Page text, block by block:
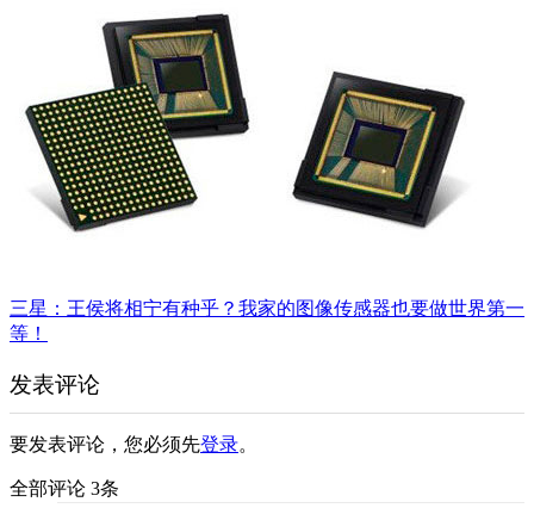
三星：王侯将相宁有种乎？我家的图像传感器也要做世界第一
等！
发表评论
要发表评论，您必须先登录。
全部评论 3条